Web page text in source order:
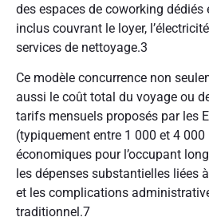
des espaces de coworking
inclus couvrant le loyer,
services de nettoyage.3
Ce modèle concurrence non
aussi le coût total du voyage ou
tarifs mensuels proposés par les
(typiquement entre 1 000 et 4
économiques pour l’occupant
les dépenses substantielles liées
et les complications
traditionnel.7